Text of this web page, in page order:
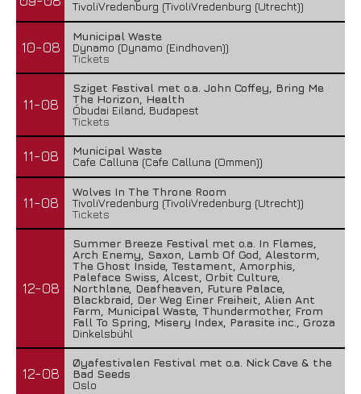
TivoliVredenburg (TivoliVredenburg (Utrecht))
10-08
Municipal Waste
Dynamo (Dynamo (Eindhoven))
Tickets
11-08
Sziget Festival met o.a. John Coffey, Bring Me
The Horizon, Health
Óbudai Eiland, Budapest
Tickets
11-08
Municipal Waste
Cafe Calluna (Cafe Calluna (Ommen))
11-08
Wolves In The Throne Room
TivoliVredenburg (TivoliVredenburg (Utrecht))
Tickets
12-08
Summer Breeze Festival met o.a. In Flames,
Arch Enemy, Saxon, Lamb Of God, Alestorm,
The Ghost Inside, Testament, Amorphis,
Paleface Swiss, Alcest, Orbit Culture,
Northlane, Deafheaven, Future Palace,
Blackbraid, Der Weg Einer Freiheit, Alien Ant
Farm, Municipal Waste, Thundermother, From
Fall To Spring, Misery Index, Parasite inc., Groza
Dinkelsbühl
12-08
Øyafestivalen Festival met o.a. Nick Cave & the
Bad Seeds
Oslo